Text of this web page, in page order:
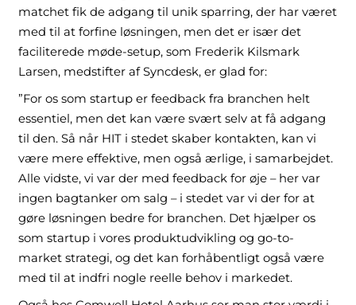
matchet fik de adgang til unik sparring, der har været
med til at forfine løsningen, men det er især det
faciliterede møde-setup, som Frederik Kilsmark
Larsen, medstifter af Syncdesk, er glad for:
”For os som startup er feedback fra branchen helt
essentiel, men det kan være svært selv at få adgang
til den. Så når HIT i stedet skaber kontakten, kan vi
være mere effektive, men også ærlige, i samarbejdet.
Alle vidste, vi var der med feedback for øje – her var
ingen bagtanker om salg – i stedet var vi der for at
gøre løsningen bedre for branchen. Det hjælper os
som startup i vores produktudvikling og go-to-
market strategi, og det kan forhåbentligt også være
med til at indfri nogle reelle behov i markedet.